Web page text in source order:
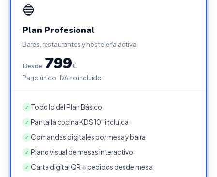
🔵
Plan Profesional
Bares, restaurantes y hostelería activa
Desde 799€
Pago único · IVA no incluido
✓ Todo lo del Plan Básico
✓ Pantalla cocina KDS 10" incluida
✓ Comandas digitales por mesa y barra
✓ Plano visual de mesas interactivo
✓ Carta digital QR + pedidos desde mesa